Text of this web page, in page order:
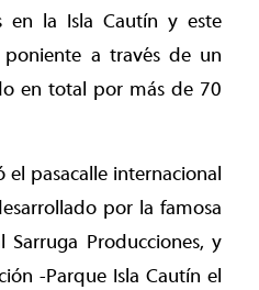
en la Isla Cautín y este
poniente a través de un
en total por más de 70
pasacalle internacional
por la famosa
Sarruga Producciones, y
-Parque Isla Cautín el